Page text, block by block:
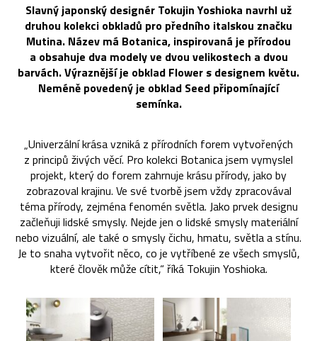
Slavný japonský designér Tokujin Yoshioka navrhl už
druhou kolekci obkladů pro předního italskou značku
Mutina. Název má Botanica, inspirovaná je přírodou
a obsahuje dva modely ve dvou velikostech a dvou
barvách. Výraznější je obklad Flower s designem květu.
Neméně povedený je obklad Seed připomínající
semínka.
„Univerzální krása vzniká z přírodních forem vytvořených
z principů živých věcí. Pro kolekci Botanica jsem vymyslel
projekt, který do forem zahrnuje krásu přírody, jako by
zobrazoval krajinu. Ve své tvorbě jsem vždy zpracovával
téma přírody, zejména fenomén světla. Jako prvek designu
začleňuji lidské smysly. Nejde jen o lidské smysly materiální
nebo vizuální, ale také o smysly čichu, hmatu, světla a stínu.
Je to snaha vytvořit něco, co je vytříbené ze všech smyslů,
které člověk může cítit,“ říká Tokujin Yoshioka.